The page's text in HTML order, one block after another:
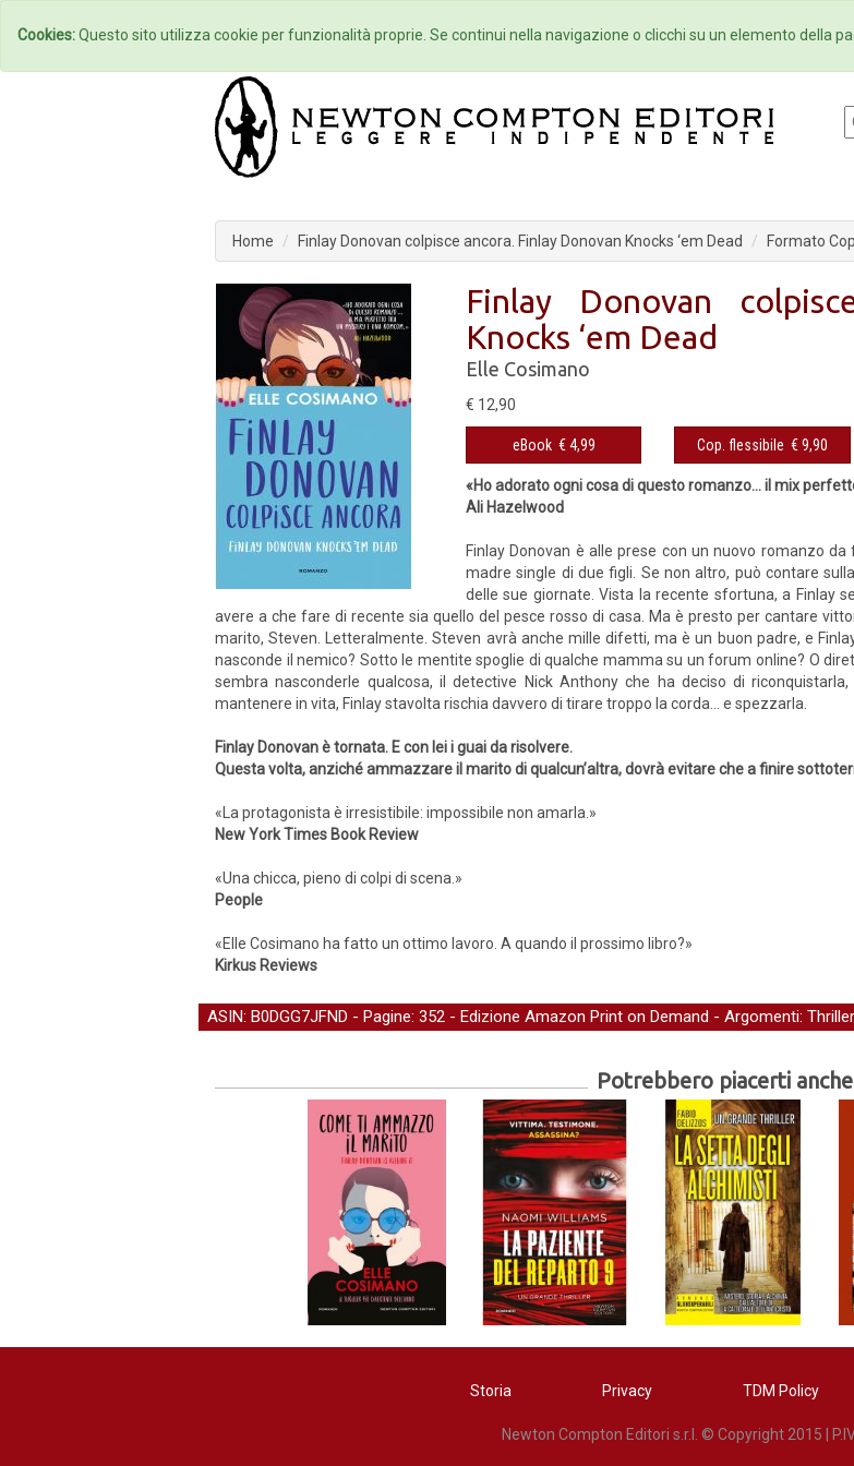
Home Autori Eventi Collane
Home Finlay Donovan colpisce ancora. Finlay Donovan Knocks ‘em Dead Formato
Finlay Donovan
Knocks ‘em Dead
Elle Cosimano
€ 12,90
eBook € 4,99 Cop. flessibile € 9,90
«Ho adorato ogni cosa di questo romanzo… il mix
Ali Hazelwood
Finlay Donovan è alle prese con un nuovo romanzo
madre single di due figli. Se non altro, può contare
delle sue giornate. Vista la recente sfortuna, a Finlay
avere a che fare di recente sia quello del pesce rosso di casa. Ma è presto per cantare
marito, Steven. Letteralmente. Steven avrà anche mille difetti, ma è un buon padre, e
nasconde il nemico? Sotto le mentite spoglie di qualche mamma su un forum online? O
sembra nasconderle qualcosa, il detective Nick Anthony che ha deciso di
mantenere in vita, Finlay stavolta rischia davvero di tirare troppo la corda... e spezzarla.
Finlay Donovan è tornata. E con lei i guai da risolvere.
Questa volta, anziché ammazzare il marito di qualcun’altra, dovrà evitare che a finire
«La protagonista è irresistibile: impossibile non amarla.»
New York Times Book Review
«Una chicca, pieno di colpi di scena.»
People
«Elle Cosimano ha fatto un ottimo lavoro. A quando il prossimo libro?»
Kirkus Reviews
ASIN: B0DGG7JFND - Pagine: 352 - Edizione Amazon Print on Demand - Argomenti: Thriller
Potrebbero piacerti
Storia Privacy TDM Policy
Newton Compton Editori s.r.l. © Copyright 2015 |
Cookies:Questo sito utilizza cookie per funzionalità proprie. Se continui nella navigazione o clicchi su un elemento della